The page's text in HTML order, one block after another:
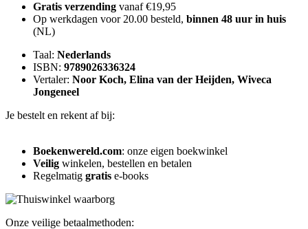
Gratis verzending vanaf €19,95
Op werkdagen voor 20.00 besteld, binnen 48 uur in huis
(NL)
Taal: Nederlands
ISBN: 9789026336324
Vertaler: Noor Koch, Elina van der Heijden, Wiveca
Jongeneel
Je bestelt en rekent af bij:
Boekenwereld.com: onze eigen boekwinkel
Veilig winkelen, bestellen en betalen
Regelmatig gratis e-books
Onze veilige betaalmethoden: